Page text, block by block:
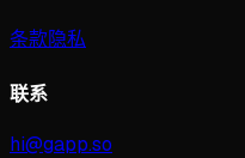
条款隐私
联系
hi@gapp.so